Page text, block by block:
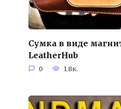
Сумка в виде
LeatherHub
0 1.8к.